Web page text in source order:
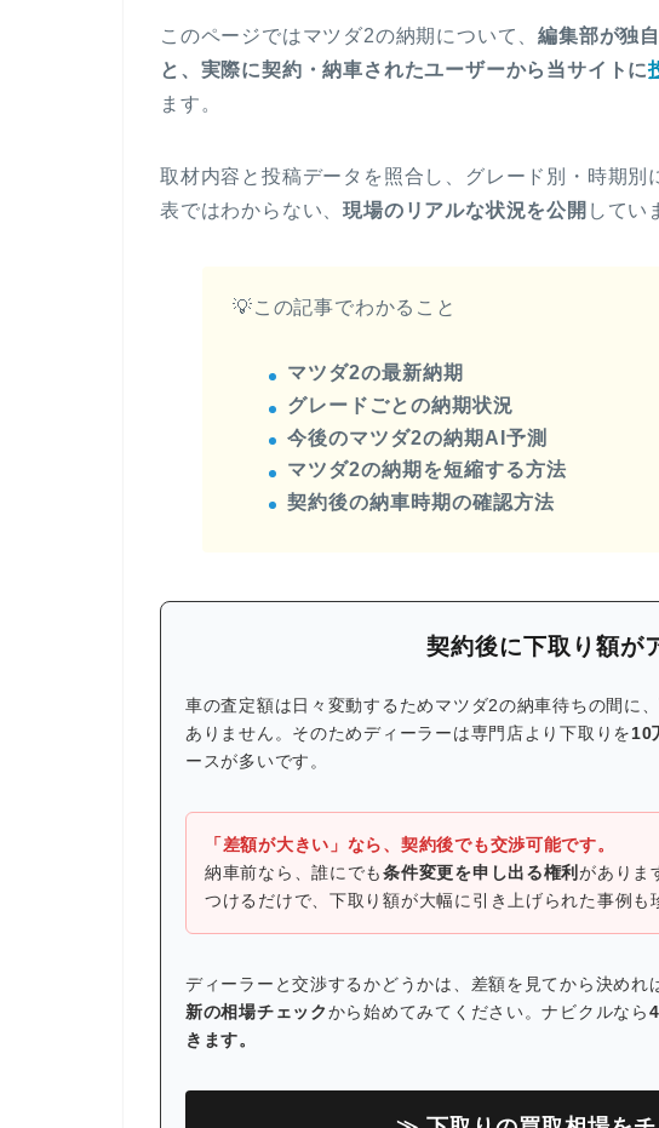
このページではマツダ2の納期について、編集部が独
と、実際に契約・納車されたユーザーから当サイトに
ます。
取材内容と投稿データを照合し、グレード別・時期別
表ではわからない、現場のリアルな状況を公開 してい
💡この記事でわかること
マツダ2の最新納期
グレードごとの納期状況
今後のマツダ2の納期AI予測
マツダ2の納期を短縮する方法
契約後の納車時期の確認方法
契約後に下取り額が
車の査定額は日々変動するためマツダ2の納車待ちの間に、
ありません。そのためディーラーは専門店より下取りを10
ースが多いです。
「差額が大きい」なら、契約後でも交渉可能です。
納車前なら、誰にでも条件変更を申し出る権利がありま
つけるだけで、下取り額が大幅に引き上げられた事例も
ディーラーと交渉するかどうかは、差額を見てから決めれ
新の相場チェックから始めてみてください。ナビクルなら
きます。